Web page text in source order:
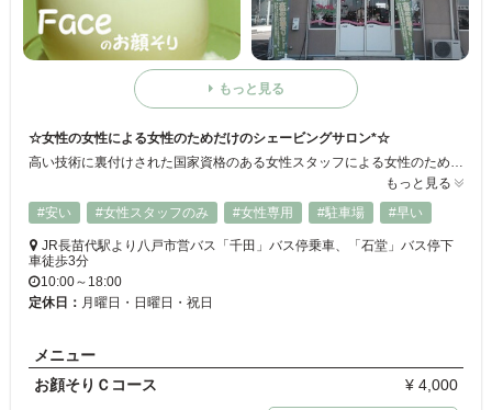
もっと見る
☆女性の女性による女性のためだけのシェービングサロン*☆
もっと見る
#安い
#女性スタッフのみ #女性専用 #駐車場 #早い
JR長苗代駅より八戸市営バス「千田」バス停乗車、「石堂」バス停下
車徒歩3分
10:00～18:00
定休日： 月曜日・日曜日・祝日
メニュー
お顔そりＣコース
¥ 4,000